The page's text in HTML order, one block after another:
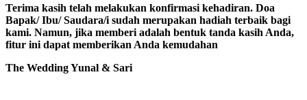
Terima kasih telah melakukan konfirmasi kehadiran. Doa
Bapak/ Ibu/ Saudara/i sudah merupakan hadiah terbaik bagi
kami. Namun, jika memberi adalah bentuk tanda kasih Anda,
fitur ini dapat memberikan Anda kemudahan
The Wedding Yunal & Sari